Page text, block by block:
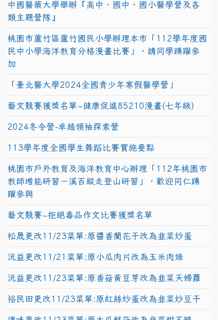
中國醫藥大學舉辦『高中、國中、國小醫學營及各
類主題營隊』
桃園市蘆竹區蘆竹國民小學辦理本市「112學年度國
民中小學海洋教育分格漫畫比賽」，請同學踴躍參
加
「臺北醫大學2024全國青少年寒假醫學營」
藝文競賽獲獎名單~健康促進85210漫畫(七年級)
2024冬令營-卓越領袖探索營
113學年度全國學生舞蹈比賽實施要點
桃園市戶外教育及海洋教育中心辦理「112年桃園市
教師增能研習－溪百縱走登山研習」，歡迎同仁踴
躍參與
藝文競賽~拒絕毒品作文比賽獲獎名單
松晟更改11/23菜單:原醬香蘭花干改為韭菜炒蛋
沅益更改11/21菜單:原小瓜肉片改為玉米肉燥
沅益更改11/23菜單:原香菇黃豆芽改為韭菜天婦羅
裕民田更改11/23菜單:原紅絲炒蛋改為韭菜炒豆干